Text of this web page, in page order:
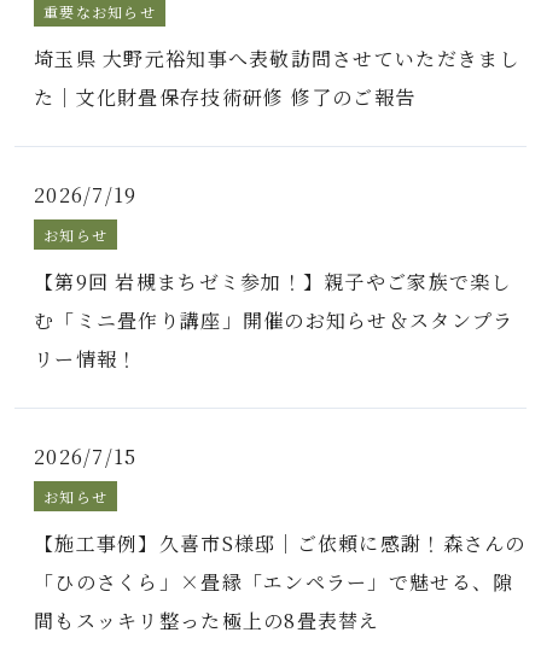
重要なお知らせ
埼玉県 大野元裕知事へ表敬訪問させていただきまし
た｜文化財畳保存技術研修 修了のご報告
2026/7/19
お知らせ
【第9回 岩槻まちゼミ参加！】親子やご家族で楽し
む「ミニ畳作り講座」開催のお知らせ＆スタンプラ
リー情報！
2026/7/15
お知らせ
【施工事例】久喜市S様邸｜ご依頼に感謝！森さんの
「ひのさくら」×畳縁「エンペラー」で魅せる、隙
間もスッキリ整った極上の8畳表替え